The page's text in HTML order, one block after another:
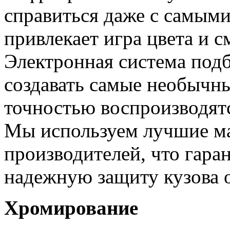
справиться даже с
привлекает игра цвета и
Электронная система
создавать самые
точностью
Мы используем лучшие
производителей, что
надежную защиту кузова
Хромирование